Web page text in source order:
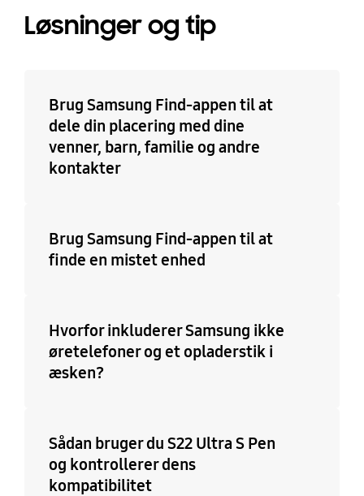
Løsninger og tip
Brug Samsung Find-appen til at
dele din placering med dine
venner, barn, familie og andre
kontakter
Brug Samsung Find-appen til at
finde en mistet enhed
Hvorfor inkluderer Samsung ikke
øretelefoner og et opladerstik i
æsken?
Sådan bruger du S22 Ultra S Pen
og kontrollerer dens
kompatibilitet